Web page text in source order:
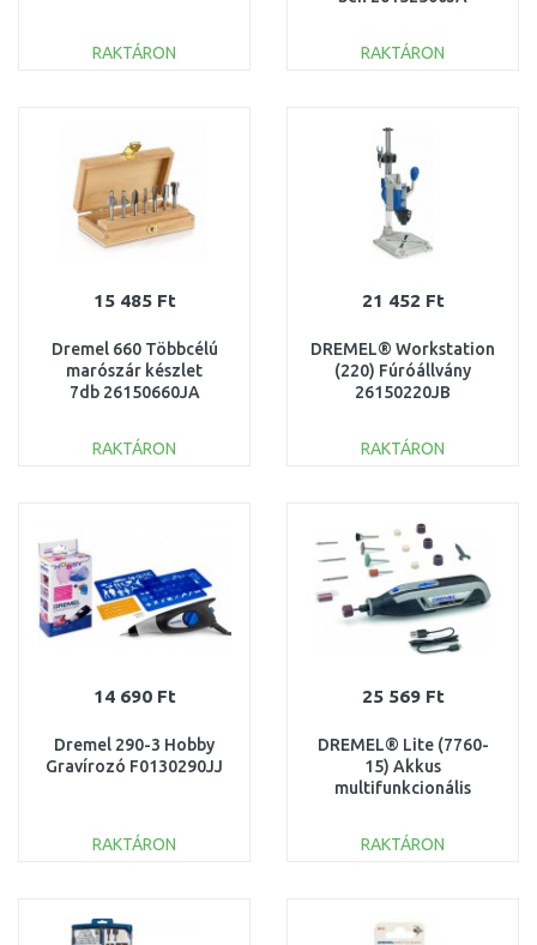
RAKTÁRON
RAKTÁRON
Összehasonlítás
15 485 Ft
Dremel 660 Többcélú
marószár készlet
7db 26150660JA
RAKTÁRON
21 452 Ft
DREMEL® Workstation
(220) Fúróállvány
26150220JB
RAKTÁRON
Összehasonlítás
14 690 Ft
Dremel 290-3 Hobby
Gravírozó F0130290JJ
RAKTÁRON
Összehasonlítás
25 569 Ft
DREMEL® Lite (7760-
15) Akkus
multifunkcionális
tartozékkal
F0137760JA
RAKTÁRON